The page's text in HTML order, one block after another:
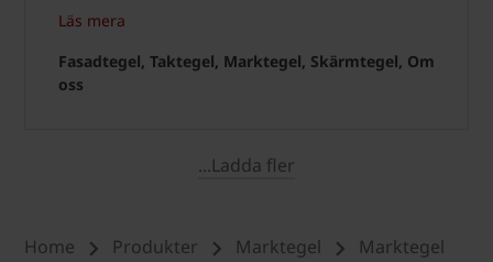
Läs mera
Fasadtegel, Taktegel, Marktegel, Skärmtegel, Om
oss
...Ladda fler
Home Produkter Marktegel
Marktegel